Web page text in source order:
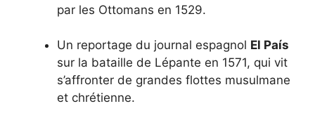
par les Ottomans en 1529.
Un reportage du journal espagnol El País
sur la bataille de Lépante en 1571, qui vit
s’affronter de grandes flottes musulmane
et chrétienne.